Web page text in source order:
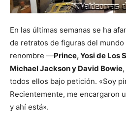
En las últimas semanas se ha
de retratos de figuras del mundo
renombre —Prince, Yosi de Los
Michael Jackson y David Bowie
todos ellos bajo petición. «Soy
Recientemente, me encargaron
y ahí está».